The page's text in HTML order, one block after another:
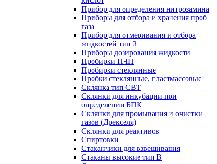
Прибор для определения нитрозамина
Приборы для отбора и хранения проб
газа
Прибор для отмеривания и отбора
жидкостей тип 3
Приборы дозирования жидкости
Пробирки ПЧП
Пробирки стеклянные
Пробки стеклянные, пластмассовые
Склянка тип СВТ
Склянки для инкубации при
определении БПК
Склянки для промывания и очистки
газов (Дрекселя)
Склянки для реактивов
Спиртовки
Стаканчики для взвешивания
Стаканы высокие тип В